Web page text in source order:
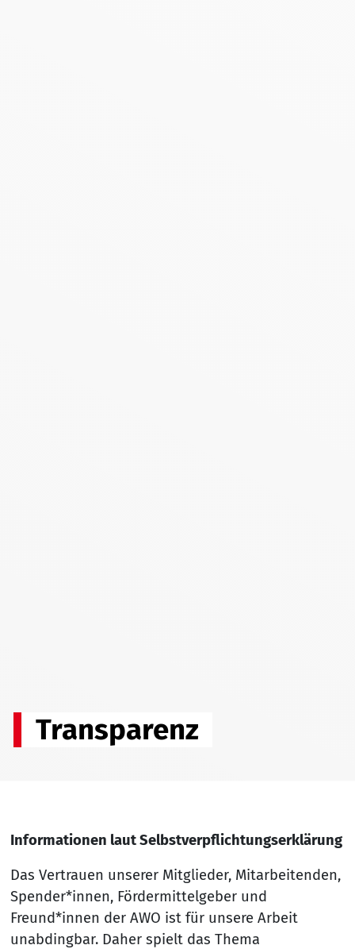
Transparenz
Informationen laut Selbstverpflichtungserklärung
Das Vertrauen unserer Mitglieder, Mitarbeitenden,
Spender*innen, Fördermittelgeber und
Freund*innen der AWO ist für unsere Arbeit
unabdingbar. Daher spielt das Thema